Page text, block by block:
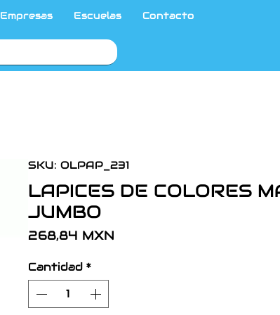
Empresas Escuelas
Contacto
SKU: OLPAP_231
LAPICES DE COLORES
JUMBO
268,84 MXN
Cantidad *